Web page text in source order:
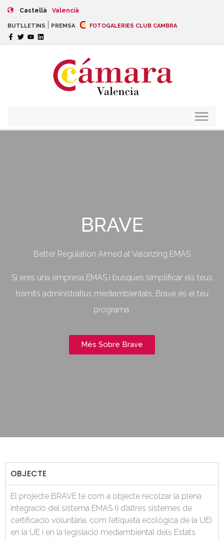
Castellà Valencià
BUTLLETINS PREMSA FOTOGALERIES CLUB CAMBRA
BRAVE
Better Regulation Aimed at Valorizing EMAS
Si eres una empresa EMAS i busques simplificar els teus
tràmits administratius mediambientals, Brave és el teu
programa.
Més Sobre Brave
OBJECTE
El projecte BRAVE té com a objecte recolzar la plena
integració del sistema EMAS (i d’altres sistemes de
certificació voluntària, com l’etiqueta ecològica de la UE)
en la UE i en la legislació mediambiental dels Estats